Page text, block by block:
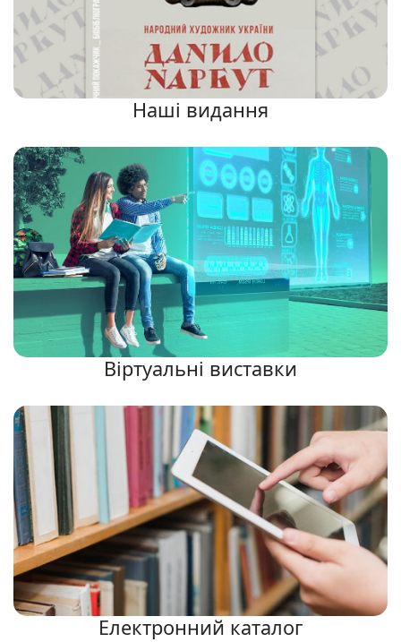
Наші видання
Віртуальні виставки
Електронний каталог